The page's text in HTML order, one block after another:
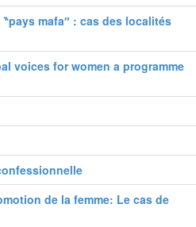
mafa″ : cas des localités
voices for women a programme
de la femme: Le cas de